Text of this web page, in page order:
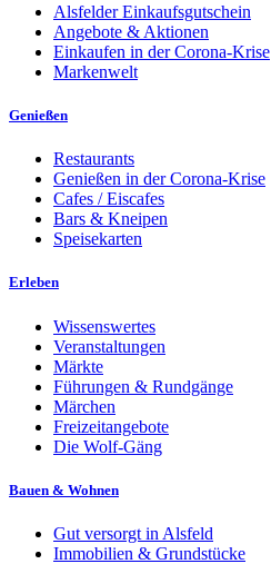
Alsfelder Einkaufsgutschein
Angebote & Aktionen
Einkaufen in der Corona-Krise
Markenwelt
Genießen
Restaurants
Genießen in der Corona-Krise
Cafes / Eiscafes
Bars & Kneipen
Speisekarten
Erleben
Wissenswertes
Veranstaltungen
Märkte
Führungen & Rundgänge
Märchen
Freizeitangebote
Die Wolf-Gäng
Bauen & Wohnen
Gut versorgt in Alsfeld
Immobilien & Grundstücke